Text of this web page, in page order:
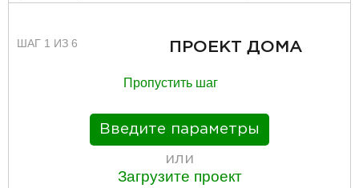
ШАГ 1 ИЗ 6 ПРОЕКТ ДОМА
Пропустить шаг
Введите параметры
или
Загрузите проект